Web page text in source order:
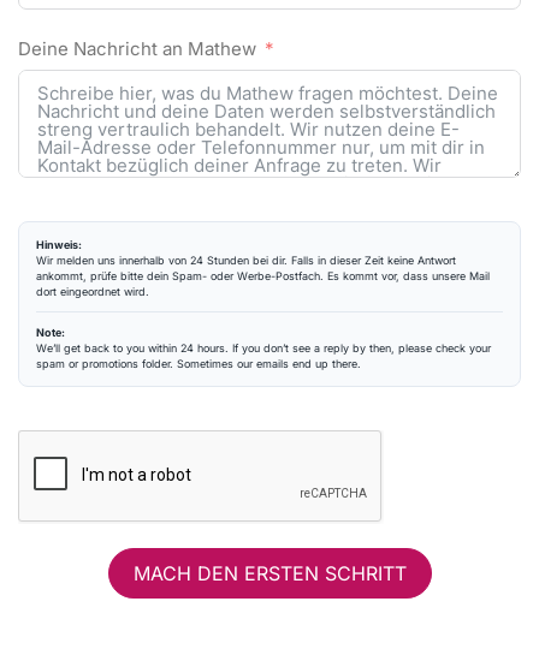
Deine Nachricht an Mathew
Hinweis:
Wir melden uns innerhalb von 24 Stunden bei dir. Falls in dieser Zeit keine Antwort
ankommt, prüfe bitte dein Spam- oder Werbe-Postfach. Es kommt vor, dass unsere Mail
dort eingeordnet wird.
Note:
We’ll get back to you within 24 hours. If you don’t see a reply by then, please check your
spam or promotions folder. Sometimes our emails end up there.
MACH DEN ERSTEN SCHRITT